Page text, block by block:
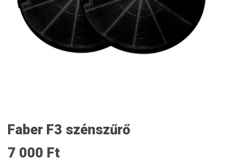
Faber F3 szénszűrő
7 000 Ft